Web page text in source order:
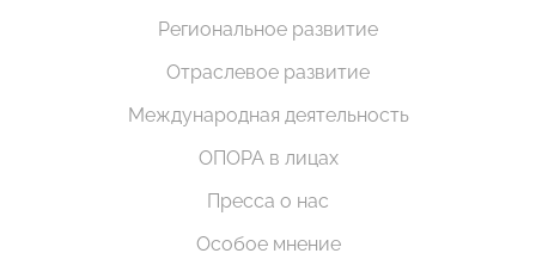
Региональное развитие
Отраслевое развитие
Международная деятельность
ОПОРА в лицах
Пресса о нас
Особое мнение